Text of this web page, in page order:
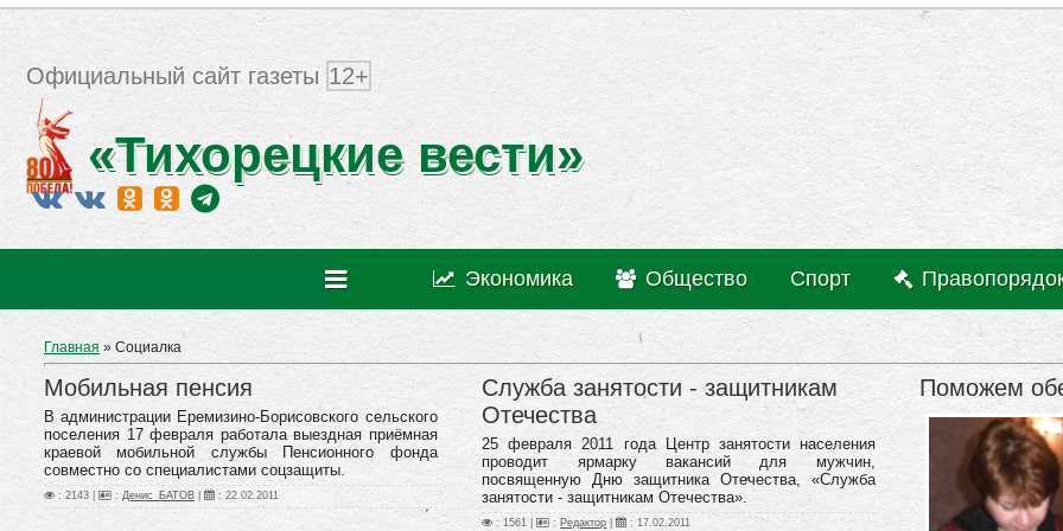
Официальный сайт газеты 12+
«Тихорецкие вести»
Экономика Общество Спорт
Главная »Социалка
Мобильная пенсия
В администрации Еремизино-Борисовского сельского
поселения 17 февраля работала выездная приёмная
краевой мобильной службы Пенсионного фонда
совместно со специалистами соцзащиты.
: 2143 | : Денис_БАТОВ : 22.02.2011
Служба занятости - защитникам
Отечества
25 февраля 2011 года Центр занятости населения
проводит ярмарку вакансий для мужчин,
посвященную Дню защитника Отечества, «Служба
занятости - защитникам Отечества».
: 1561 | : Редактор | :17.02.2011
Поможем